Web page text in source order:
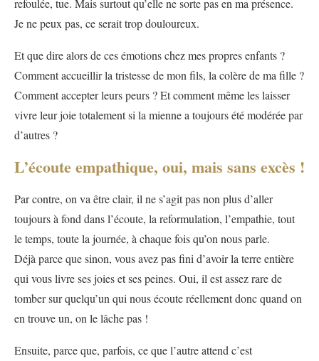
refoulée, tue. Mais surtout qu’elle ne sorte pas en ma présence.
Je ne peux pas, ce serait trop douloureux.
Et que dire alors de ces émotions chez mes propres enfants ?
Comment accueillir la tristesse de mon fils, la colère de ma fille ?
Comment accepter leurs peurs ? Et comment même les laisser
vivre leur joie totalement si la mienne a toujours été modérée par
d’autres ?
L’écoute empathique, oui, mais sans excès !
Par contre, on va être clair, il ne s’agit pas non plus d’aller
toujours à fond dans l’écoute, la reformulation, l’empathie, tout
le temps, toute la journée, à chaque fois qu’on nous parle.
Déjà parce que sinon, vous avez pas fini d’avoir la terre entière
qui vous livre ses joies et ses peines. Oui, il est assez rare de
tomber sur quelqu’un qui nous écoute réellement donc quand on
en trouve un, on le lâche pas !
Ensuite, parce que, parfois, ce que l’autre attend c’est